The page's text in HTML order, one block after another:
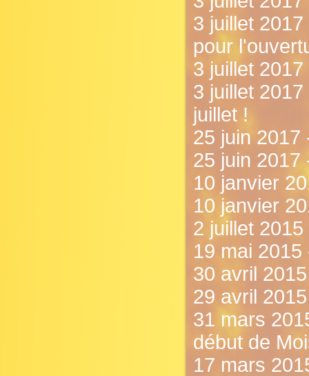
3 juillet
pour
3 juillet
3 juillet
juillet !
25 juin 2017
25 juin 2017
10 janvier
10 janvier
2 juillet
19 mai
30 avril
29 avril
31 mars
début de
17 mars